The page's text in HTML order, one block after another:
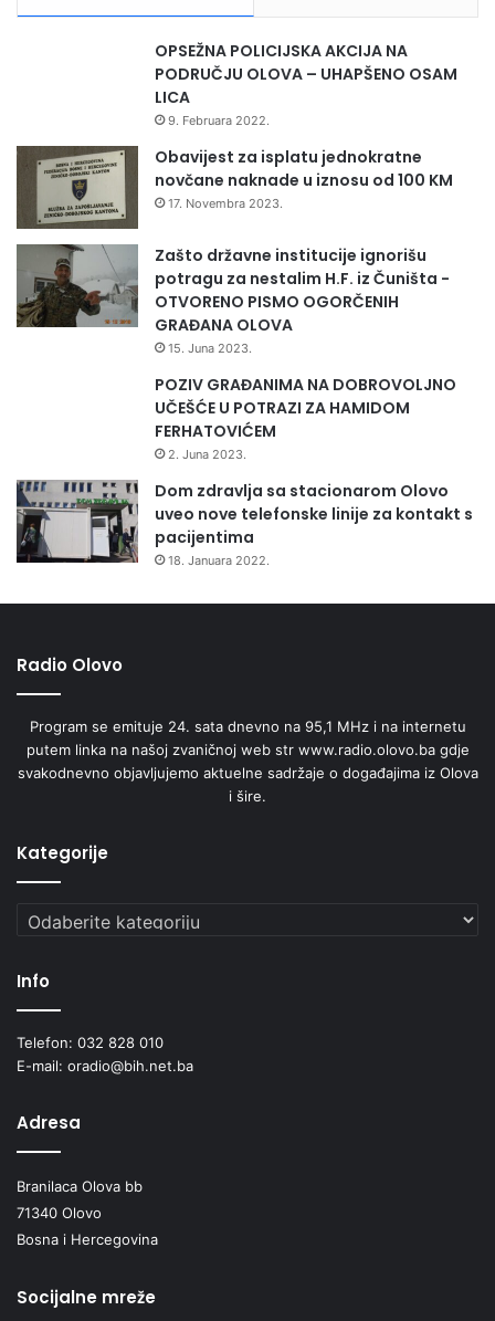
OPSEŽNA POLICIJSKA AKCIJA NA
PODRUČJU OLOVA – UHAPŠENO OSAM
LICA
9. Februara 2022.
Obavijest za isplatu jednokratne
novčane naknade u iznosu od 100 KM
17. Novembra 2023.
Zašto državne institucije ignorišu
potragu za nestalim H.F. iz Čuništa -
OTVORENO PISMO OGORČENIH
GRAĐANA OLOVA
15. Juna 2023.
POZIV GRAĐANIMA NA DOBROVOLJNO
UČEŠĆE U POTRAZI ZA HAMIDOM
FERHATOVIĆEM
2. Juna 2023.
Dom zdravlja sa stacionarom Olovo
uveo nove telefonske linije za kontakt s
pacijentima
18. Januara 2022.
Radio Olovo
Program se emituje 24. sata dnevno na 95,1 MHz i na internetu
putem linka na našoj zvaničnoj web str www.radio.olovo.ba gdje
svakodnevno objavljujemo aktuelne sadržaje o događajima iz Olova
i šire.
Kategorije
Kategorije
Info
Telefon: 032 828 010
E-mail: oradio@bih.net.ba
Adresa
Branilaca Olova bb
71340 Olovo
Bosna i Hercegovina
Socijalne mreže